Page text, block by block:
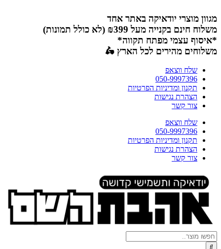
לתוכן
מגוון מוצרי יודאיקה באתר אחד
משלוח חינם בקנייה מעל ₪399 (לא כולל תמונות)
*איסוף עצמי מפתח תקווה*
משלוחים מהירים לכל הארץ 🛵
שלח ווצאפ
050-9997396
תקנון ומדיניות הפרטיות
הצהרת נגישות
צור קשר
שלח ווצאפ
050-9997396
תקנון ומדיניות הפרטיות
הצהרת נגישות
צור קשר
Search
...